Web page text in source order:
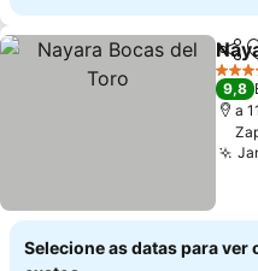
4
9,8
a
Selecione as datas para ver